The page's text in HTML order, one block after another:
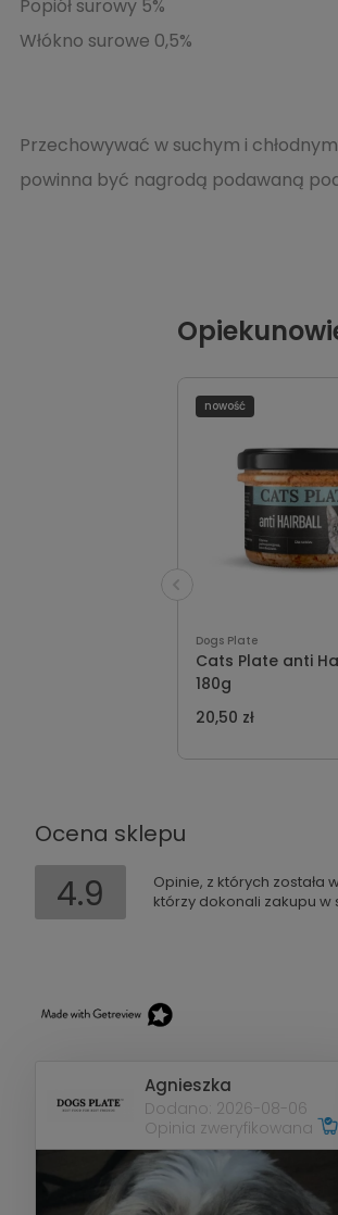
Popiół surowy 5%
Włókno surowe 0,5%
Przechowywać w suchym i
powinna być nagrodą podawaną
Dogs Plate
Cats Plate anti
180g
20,50 zł
nowość
Ocena sklepu
4.9
Opinie, z których
którzy dokonali zakupu w
Agnieszka
Dodano: 2026-08-06
Opinia zweryfikowana